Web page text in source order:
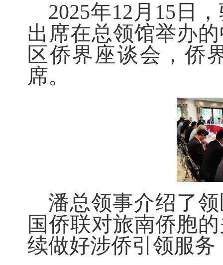
2025年12月15日
出席在总领馆举办
区侨界座谈会，侨
席。
潘总领事介绍了
国侨联对旅南侨胞
续做好涉侨引领服